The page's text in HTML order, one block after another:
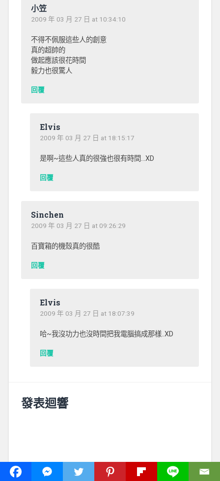
小笠
2009 年 03 月 27 日 at 10:34:10
不得不佩服這些人的創意
真的超帥的
做起應該很花時間
毅力也很驚人
回覆
Elvis
2009 年 03 月 27 日 at 18:15:17
是啊~這些人真的很強也很有時間…XD
回覆
Sinchen
2009 年 03 月 27 日 at 09:26:29
百寶箱的機殼真的很酷
回覆
Elvis
2009 年 03 月 27 日 at 18:07:39
哈~我沒功力也沒時間把我電腦搞成那樣..XD
回覆
發表迴響